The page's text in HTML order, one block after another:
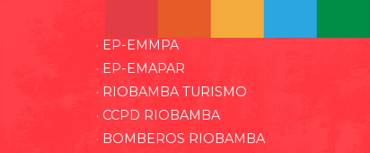
· EP-EMMPA
· EP-EMAPAR
· RIOBAMBA TURISMO
· CCPD RIOBAMBA
· BOMBEROS RIOBAMBA